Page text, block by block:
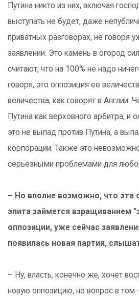
Путина никто из них, включая
выступать не будет, даже
приватных разговорах, не говоря
заявлении. Это камень в огород
считают, что на 100% не надо
говоря, это оппозиция ее
величества, как говорят в Англии.
Путина как верховного арбитра, и
это не выпад против Путина, а
корпорации. Также это
серьезными проблемами для
– Но вполне возможно, что эта
элита займется взращиванием
оппозиции, уже сейчас
появилась новая партия,
– Ну, власть, конечно же, хочет
новую оппозицию, но вопрос в том